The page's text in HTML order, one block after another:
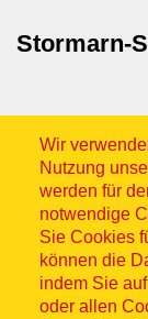
Stormarn-
Wir
Nutzung
werden für
notwendige
Sie Cookies
können die
indem Sie
oder allen
Sitemap